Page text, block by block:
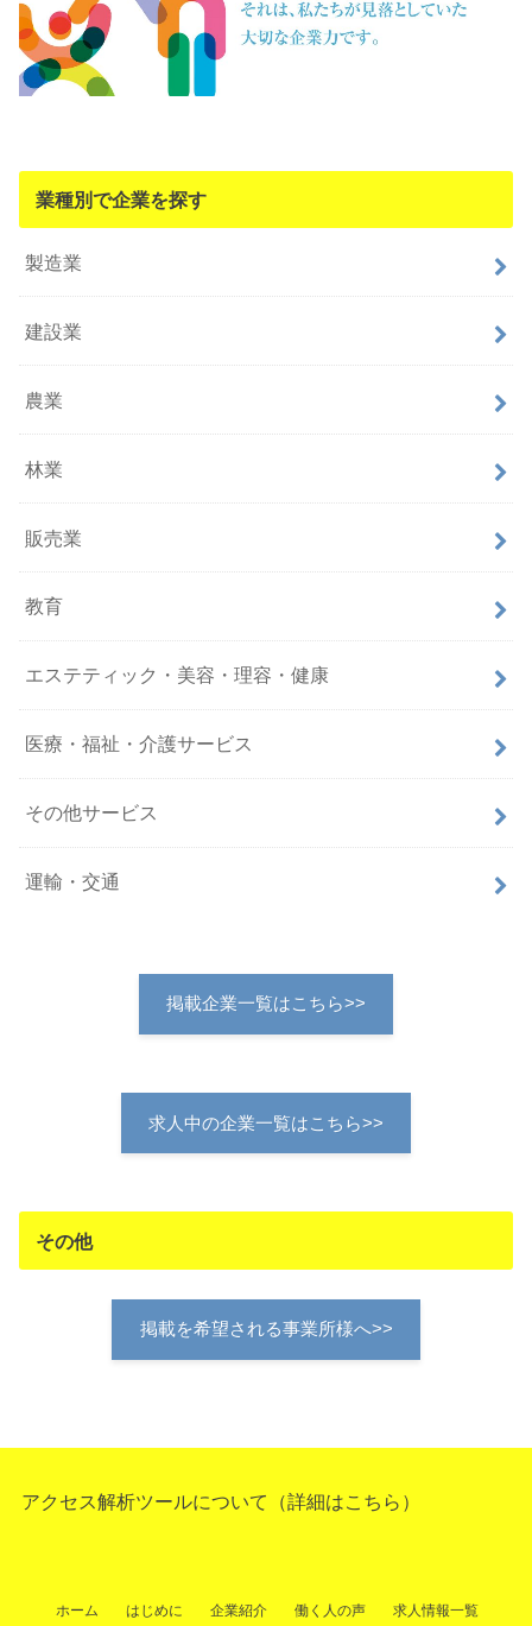
業種別で企業を探す
製造業
建設業
農業
林業
販売業
教育
エステティック・美容・理容・健康
医療・福祉・介護サービス
その他サービス
運輸・交通
掲載企業一覧はこちら>>
求人中の企業一覧はこちら>>
その他
掲載を希望される事業所様へ>>
アクセス解析ツールについて（詳細はこちら ）
ホーム はじめに 企業紹介 働く人の声 求人情報一覧